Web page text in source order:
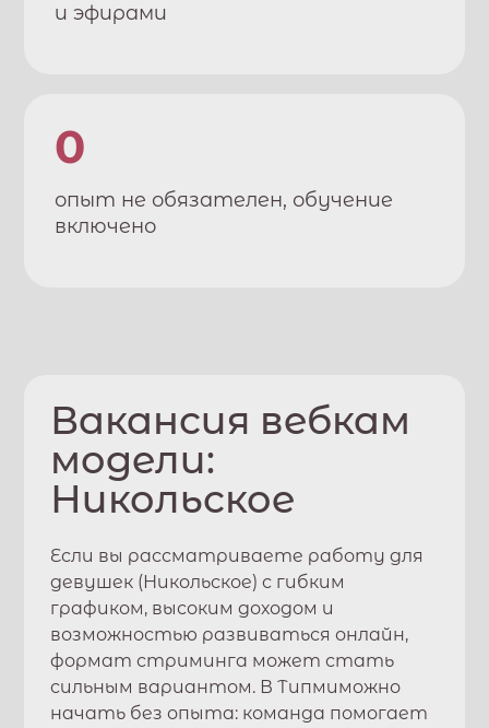
и эфирами
0
опыт не обязателен, обучение
включено
Вакансия вебкам
модели:
Никольское
Если вы рассматриваете работу для
девушек (Никольское) с гибким
графиком, высоким доходом и
возможностью развиваться онлайн,
формат стриминга может стать
сильным вариантом. ВТипмиможно
начать без опыта: команда помогает